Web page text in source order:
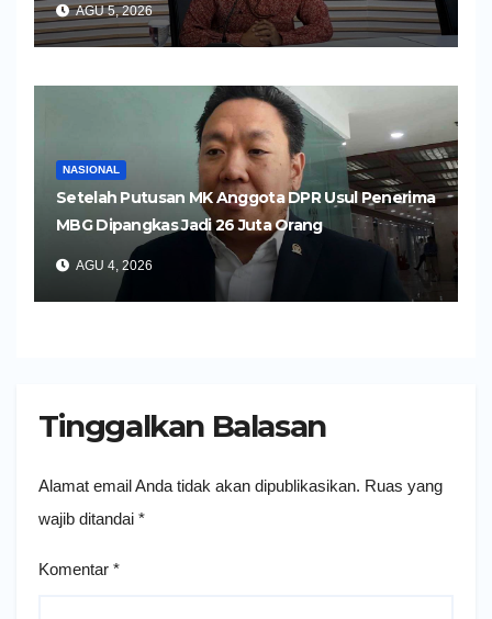
AGU 5, 2026
NASIONAL
Setelah Putusan MK Anggota DPR Usul Penerima
MBG Dipangkas Jadi 26 Juta Orang
AGU 4, 2026
Tinggalkan Balasan
Alamat email Anda tidak akan dipublikasikan. Ruas yang
wajib ditandai *
Komentar *